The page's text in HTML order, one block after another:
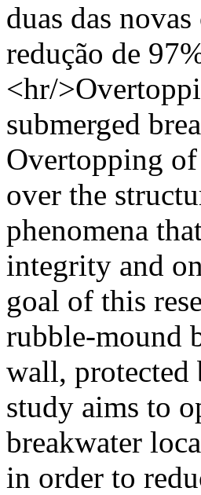
duas das
redução de
<hr/
submerged
Overtopping
over the
phenomena
integrity and
goal of this
rubble-mound
wall, protected
study aims to
breakwater
in order to